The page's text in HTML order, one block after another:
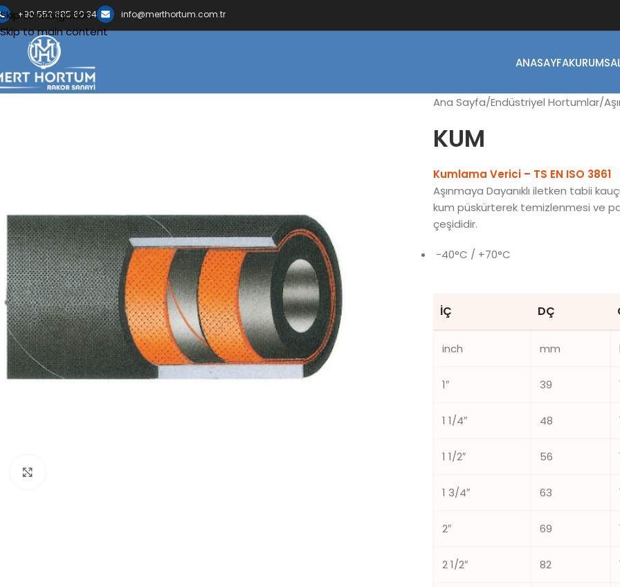
Skip to navigation
Skip to main content
+90 552 685 60 34 info@merthortum.com.tr
ANASAYFA
Ana Sayfa Endüstriyel Hortumlar
KUM
Kumlama Verici – TS EN ISO 3861
Aşınmaya Dayanıklı iletken tabii
kum püskürterek temizlenmesi ve
çeşididir.
-40°C / +70°C
İÇ DÇ
inch mm
1″ 39
1 1/4″ 48
1 1/2″ 56
1 3/4″ 63
2″ 69
2 1/2″ 82